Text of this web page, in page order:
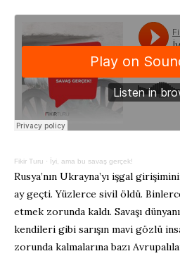
Fikir Turu · İyi, ama bu savaş gerçek!
Rusya’nın Ukrayna’yı işgal
ay geçti. Yüzlerce sivil öldü.
etmek zorunda kaldı. Savaşı
kendileri gibi sarışın mavi gözlü
zorunda kalmalarına bazı